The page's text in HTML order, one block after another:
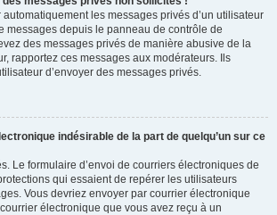
les messages privés d’un utilisateur
messages depuis le panneau de contrôle de
des messages privés de manière abusive de la
rapportez ces messages aux modérateurs. Ils
d’envoyer des messages privés.
indésirable de la part de quelqu’un sur ce
Le formulaire d’envoi de courriers électroniques de
qui essaient de repérer les utilisateurs
Vous devriez envoyer par courrier électronique
électronique que vous avez reçu à un